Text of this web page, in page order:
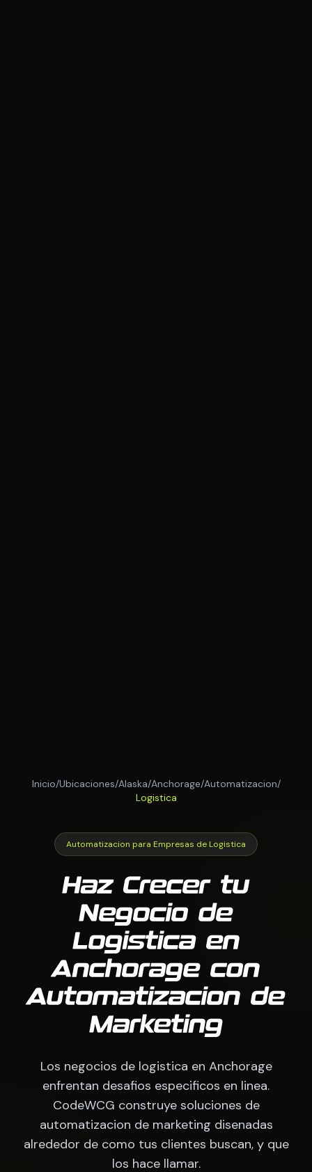
Inicio/Ubicaciones/Alaska/Anchorage/Automatizacion/
Logistica
Automatizacion para Empresas de Logistica
Haz Crecer tu
Negocio de
Logistica en
Anchorage con
Automatizacion de
Marketing
Los negocios de logistica en Anchorage
enfrentan desafios especificos en linea.
CodeWCG construye soluciones de
automatizacion de marketing disenadas
alrededor de como tus clientes buscan, y que
los hace llamar.